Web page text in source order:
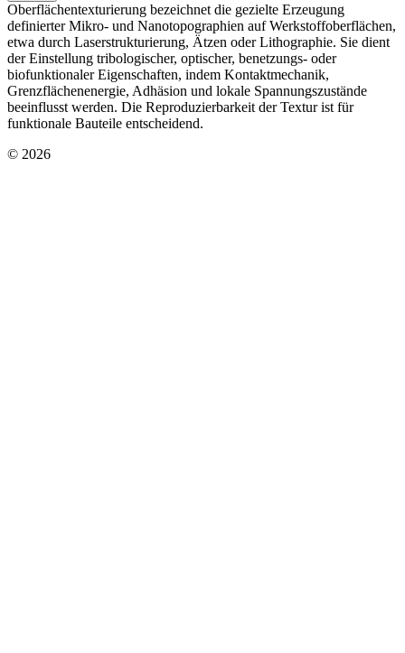
Oberflächentexturierung bezeichnet die gezielte Erzeugung
definierter Mikro- und Nanotopographien auf Werkstoffoberflächen,
etwa durch Laserstrukturierung, Ätzen oder Lithographie. Sie dient
der Einstellung tribologischer, optischer, benetzungs- oder
biofunktionaler Eigenschaften, indem Kontaktmechanik,
Grenzflächenenergie, Adhäsion und lokale Spannungszustände
beeinflusst werden. Die Reproduzierbarkeit der Textur ist für
funktionale Bauteile entscheidend.
© 2026